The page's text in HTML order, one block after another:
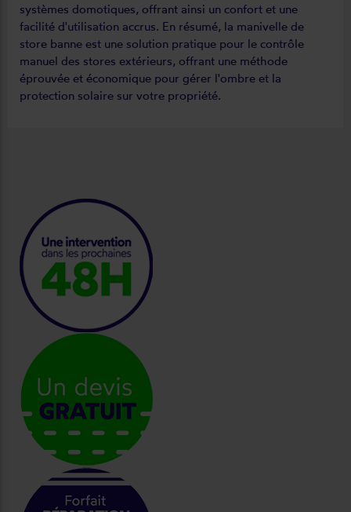
systèmes domotiques, offrant ainsi un confort et une
facilité d'utilisation accrus. En résumé, la manivelle de
store banne est une solution pratique pour le contrôle
manuel des stores extérieurs, offrant une méthode
éprouvée et économique pour gérer l'ombre et la
protection solaire sur votre propriété.